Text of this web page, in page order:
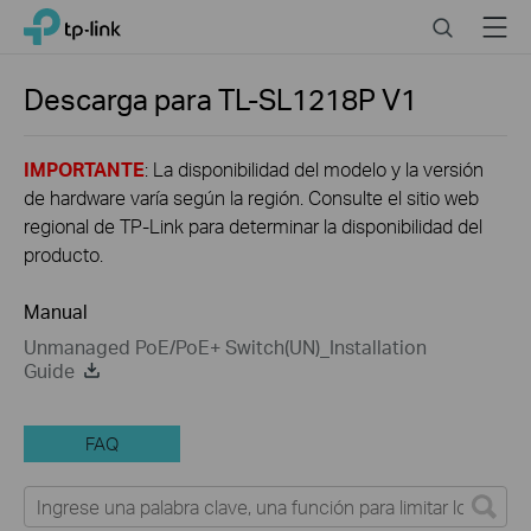
Click
navigation
TP-Link, Reliably Smart SearchMenu
Descarga paraTL-SL1218PV1
IMPORTANTE: La disponibilidad del modelo y la versión
de hardware varía según la región. Consulte el sitio web
regional de TP-Link para determinar la disponibilidad del
producto.
Manual
Unmanaged PoE/PoE+ Switch(UN)_Installation
Guide
FAQ